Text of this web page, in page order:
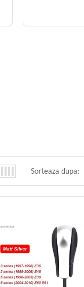
Sorteaza dupa: